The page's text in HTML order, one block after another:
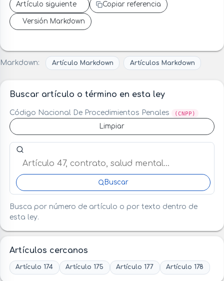
Artículo siguiente Copiar referencia
Versión Markdown
Markdown: Artículo Markdown Artículos Markdown
Buscar artículo o término en esta ley
Código Nacional De Procedimientos Penales (CNPP)
Limpiar
Buscar artículo o término en esta ley
Buscar
Busca por número de artículo o por texto dentro de
esta ley.
Artículos cercanos
Artículo 174 Artículo 175 Artículo 177 Artículo 178